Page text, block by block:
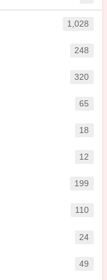
1,028
248
320
65
18
12
199
110
24
49